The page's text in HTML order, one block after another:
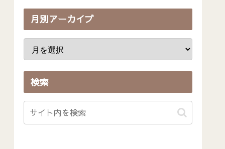
月別アーカイブ
検索